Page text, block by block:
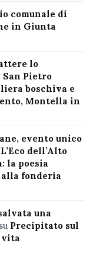
comunale di
in Giunta
lo
Pietro
boschiva e
Montella in
evento unico
dell’Alto
la poesia
fonderia
una
su Precipitato sul
vita